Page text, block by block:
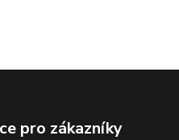
pro zákazníky